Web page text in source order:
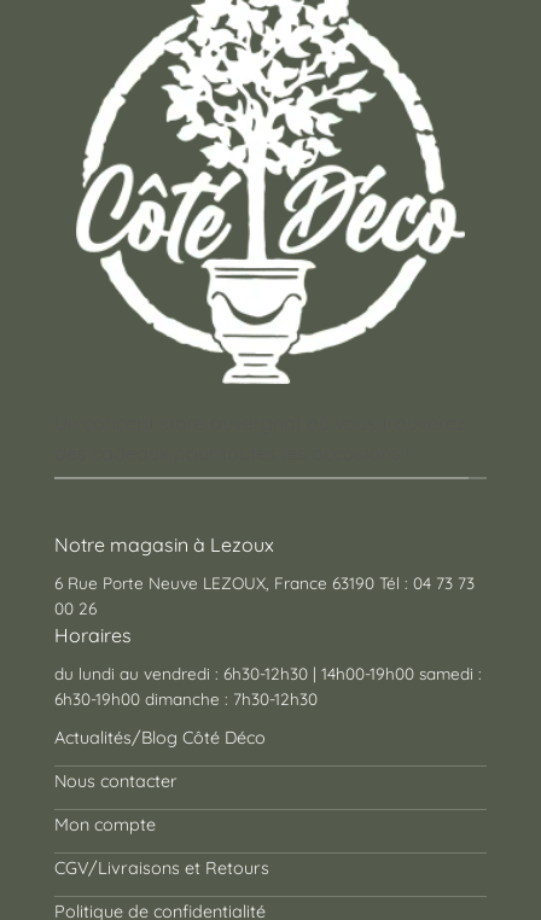
Notre magasin à Lezoux
6 Rue Porte Neuve LEZOUX, France 63190 Tél : 04 73 73
00 26
Horaires
du lundi au vendredi : 6h30-12h30 | 14h00-19h00 samedi :
6h30-19h00 dimanche : 7h30-12h30
Actualités/Blog Côté Déco
Nous contacter
Mon compte
CGV/Livraisons et Retours
Politique de confidentialité